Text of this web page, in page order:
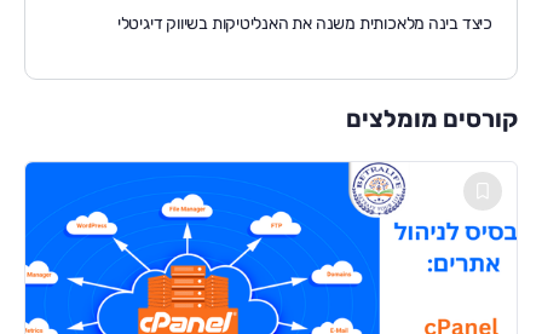
כיצד בינה מלאכותית משנה את האנליטיקות בשיווק דיגיטלי
קורסים מומלצים